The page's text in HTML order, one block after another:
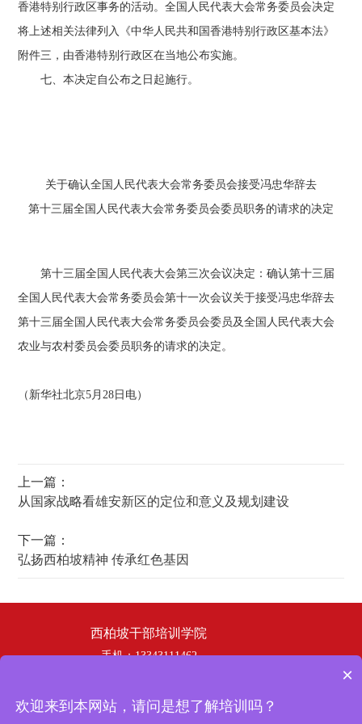
香港特别行政区事务的活动。全国人民代表大会常务委员会决定
将上述相关法律列入《中华人民共和国香港特别行政区基本法》
附件三，由香港特别行政区在当地公布实施。
七、本决定自公布之日起施行。
关于确认全国人民代表大会常务委员会接受冯忠华辞去
第十三届全国人民代表大会常务委员会委员职务的请求的决定
第十三届全国人民代表大会第三次会议决定：确认第十三届
全国人民代表大会常务委员会第十一次会议关于接受冯忠华辞去
第十三届全国人民代表大会常务委员会委员及全国人民代表大会
农业与农村委员会委员职务的请求的决定。
（新华社北京5月28日电）
上一篇：
从国家战略看雄安新区的定位和意义及规划建设
下一篇：
弘扬西柏坡精神 传承红色基因
西柏坡干部培训学院
手机：13343111462
地址：西柏坡干部培训学院
×
欢迎来到本网站，请问是想了解培训吗？